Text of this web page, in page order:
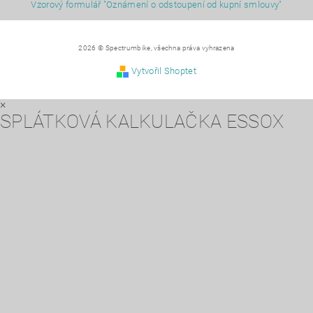
Vzorový formulář "Oznámení o odstoupení od kupní smlouvy"
2026 © Spectrumbike, všechna práva vyhrazena
Vytvořil Shoptet
×
SPLÁTKOVÁ KALKULAČKA ESSOX